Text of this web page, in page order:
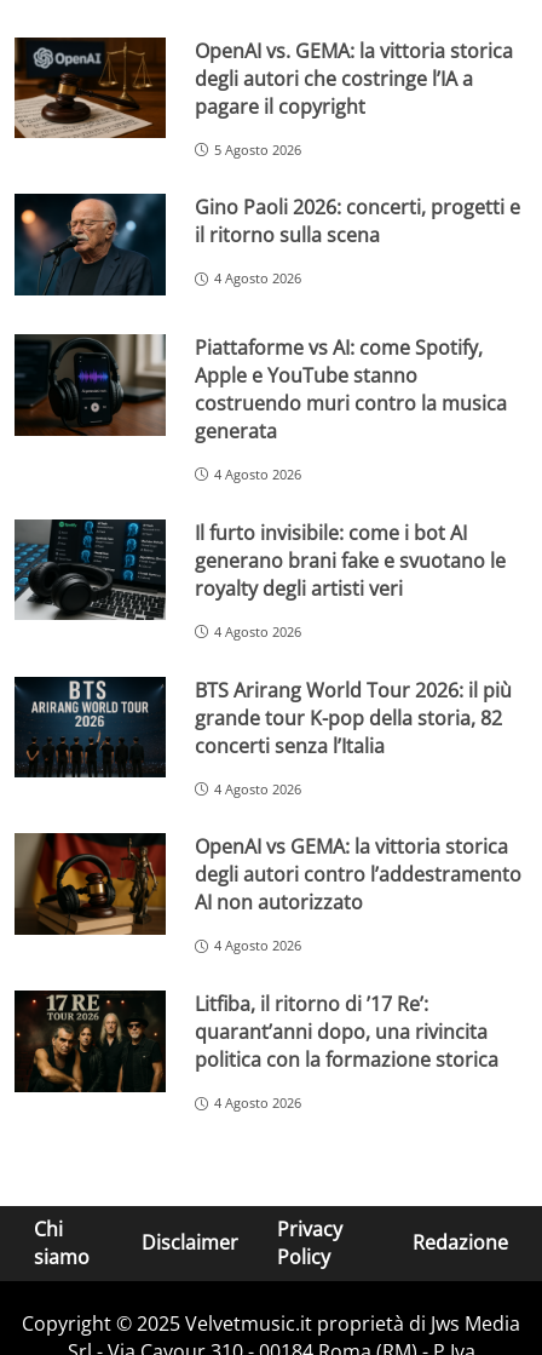
OpenAI vs. GEMA: la vittoria storica
degli autori che costringe l’IA a
pagare il copyright
5 Agosto 2026
Gino Paoli 2026: concerti, progetti e
il ritorno sulla scena
4 Agosto 2026
Piattaforme vs AI: come Spotify,
Apple e YouTube stanno
costruendo muri contro la musica
generata
4 Agosto 2026
Il furto invisibile: come i bot AI
generano brani fake e svuotano le
royalty degli artisti veri
4 Agosto 2026
BTS Arirang World Tour 2026: il più
grande tour K-pop della storia, 82
concerti senza l’Italia
4 Agosto 2026
OpenAI vs GEMA: la vittoria storica
degli autori contro l’addestramento
AI non autorizzato
4 Agosto 2026
Litfiba, il ritorno di ’17 Re’:
quarant’anni dopo, una rivincita
politica con la formazione storica
4 Agosto 2026
Chi
siamo
Disclaimer
Privacy
Policy
Redazione
Copyright © 2025 Velvetmusic.it proprietà di Jws Media